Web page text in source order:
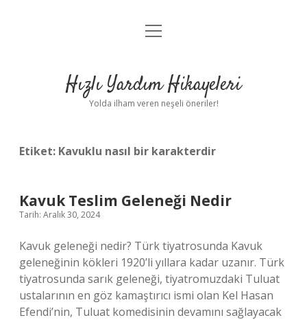
Anasayfa
Yasal Uyarı
menüyü
Hızlı Yardım Hikayeleri
Yolda ilham veren neşeli öneriler!
Etiket: Kavuklu nasıl bir karakterdir
Kavuk Teslim Geleneği Nedir
Tarih: Aralık 30, 2024
Kavuk geleneği nedir? Türk tiyatrosunda Kavuk
geleneğinin kökleri 1920’li yıllara kadar uzanır. Türk
tiyatrosunda sarık geleneği, tiyatromuzdaki Tuluat
ustalarının en göz kamaştırıcı ismi olan Kel Hasan
Efendi’nin, Tuluat komedisinin devamını sağlayacak